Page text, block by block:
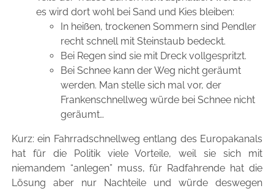
es wird dort wohl bei Sand und Kies bleiben:
In heißen, trockenen Sommern sind Pendler
recht schnell mit Steinstaub bedeckt.
Bei Regen sind sie mit Dreck vollgespritzt.
Bei Schnee kann der Weg nicht geräumt
werden. Man stelle sich mal vor, der
Frankenschnellweg würde bei Schnee nicht
geräumt…
Kurz: ein Fahrradschnellweg entlang des Europakanals
hat für die Politik viele Vorteile, weil sie sich mit
niemandem “anlegen” muss, für Radfahrende hat die
Lösung aber nur Nachteile und würde deswegen